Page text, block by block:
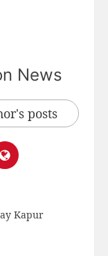
News
posts
Kapur